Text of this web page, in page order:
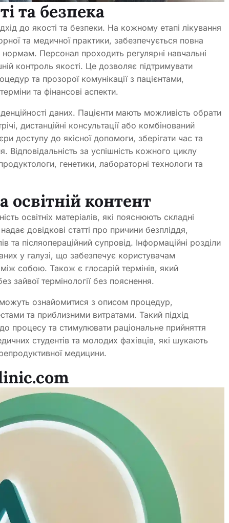
та безпека
до якості та безпеки. На кожному етапі лікування
та медичної практики, забезпечується повна
Персонал проходить регулярні навчальні
контроль якості. Це дозволяє підтримувати
та прозорої комунікації з пацієнтами,
та фінансові аспекти.
даних. Пацієнти мають можливість обрати
дистанційні консультації або комбінований
доступу до якісної допомоги, зберігати час та
Відповідальність за успішність кожного циклу
генетики, лабораторні технологи та
освітній контент
освітніх матеріалів, які пояснюють складні
довідкові статті про причини безпліддя,
та післяопераційний супровід. Інформаційні розділи
у галузі, що забезпечує користувачам
між собою. Також є глосарій термінів, який
зайвої термінології без пояснення.
ознайомитися з описом процедур,
та приблизними витратами. Такий підхід
процесу та стимулювати раціональне прийняття
студентів та молодих фахівців, які шукають
медицини.